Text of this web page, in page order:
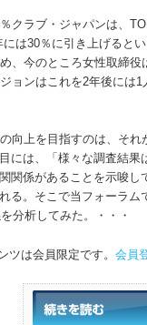
クラブ・ジャパンは、
には30％に引き上げると
、今のところ女性取締
ョンはこれを2年後には
向上を目指すのは、そ
には、「様々な調査結
関係があることを示唆
る。そこで当フォーラム
分析してみた。・・・
ツは会員限定です。会員